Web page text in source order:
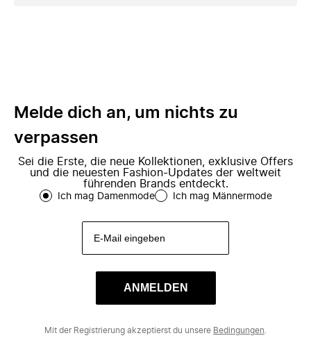
Melde dich an, um nichts zu
verpassen
Sei die Erste, die neue Kollektionen, exklusive Offers
und die neuesten Fashion-Updates der weltweit
führenden Brands entdeckt.
Ich mag Damenmode Ich mag Männermode
ANMELDEN
Mit der Registrierung akzeptierst du unsere Bedingungen